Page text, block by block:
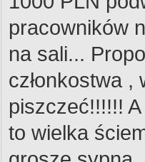
pracowników
na sali...
członkostwa
piszczeć!!!!!!
to wielka